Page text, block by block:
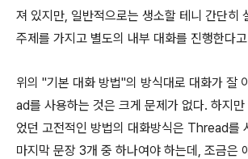
져 있지만, 일반적으로는 생소할 테니 간단히
주제를 가지고 별도의 내부 대화를 진행한다
위의 "기본 대화 방법"의 방식대로 대화가 잘
ad를 사용하는 것은 크게 문제가 없다. 하지
었던 고전적인 방법의 대화방식은 Thread를
마지막 문장 3개 중 하나여야 하는데, 조금은